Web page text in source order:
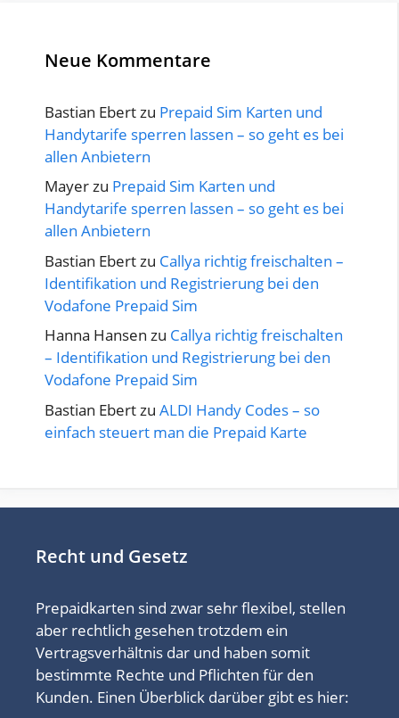
Neue Kommentare
Bastian Ebert zu Prepaid Sim Karten und
Handytarife sperren lassen – so geht es bei
allen Anbietern
Mayerzu Prepaid Sim Karten und
Handytarife sperren lassen – so geht es bei
allen Anbietern
Bastian Ebert zu Callya richtig freischalten –
Identifikation und Registrierung bei den
Vodafone Prepaid Sim
Hanna Hansen zu Callya richtig freischalten
– Identifikation und Registrierung bei den
Vodafone Prepaid Sim
Bastian Ebert zu ALDI Handy Codes – so
einfach steuert man die Prepaid Karte
Recht und Gesetz
Prepaidkarten sind zwar sehr flexibel, stellen
aber rechtlich gesehen trotzdem ein
Vertragsverhältnis dar und haben somit
bestimmte Rechte und Pflichten für den
Kunden. Einen Überblick darüber gibt es hier: